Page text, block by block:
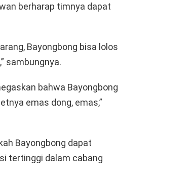
berharap timnya dapat
Bayongbong bisa lolos
sambungnya.
bahwa Bayongbong
emas dong, emas,”
Bayongbong dapat
tertinggi dalam cabang